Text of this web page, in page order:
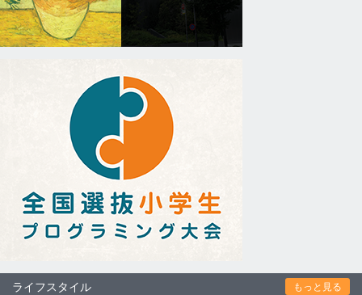
ライフスタイル もっと見る